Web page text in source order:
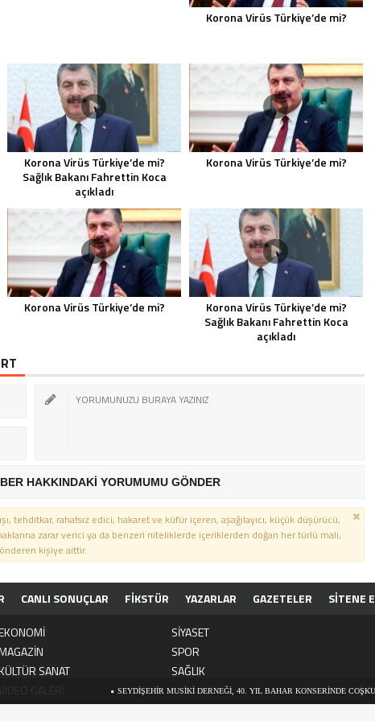
Korona Virüs Türkiye’de mi?
Korona Virüs Türkiye’de mi?
Sağlık Bakanı Fahrettin Koca
açıkladı
Korona Virüs Türkiye’de mi?
Korona Virüs Türkiye’de mi?
Korona Virüs Türkiye’de mi?
Sağlık Bakanı Fahrettin Koca
açıkladı
HAKKINDAKİ YORUMUMU GÖNDER
tehditkar, rahatsız edici, hakaret ve küfür içeren, aşağılayıcı, küçük düşürücü,
zarar verici ya da benzeri niteliklerde içeriklerden doğan her türlü mali,
kişiye aittir.
CANLI SONUÇLAR FİKSTÜR YAZARLAR GAZETELER SİTENE
SİYASET
SPOR
SANAT
SAĞLIK
ve
SEYDIŞEHIR MUSIKI DERNEĞI, 40. YIL BAHAR KONSERINDE COŞKUYU